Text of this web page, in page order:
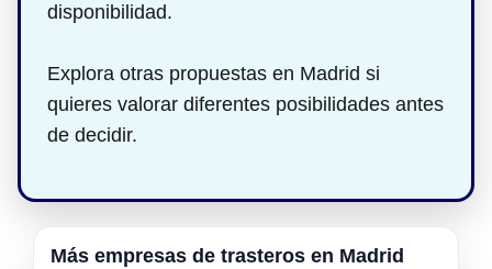
disponibilidad.
Explora otras propuestas en Madrid si
quieres valorar diferentes posibilidades antes
de decidir.
Más empresas de trasteros en Madrid